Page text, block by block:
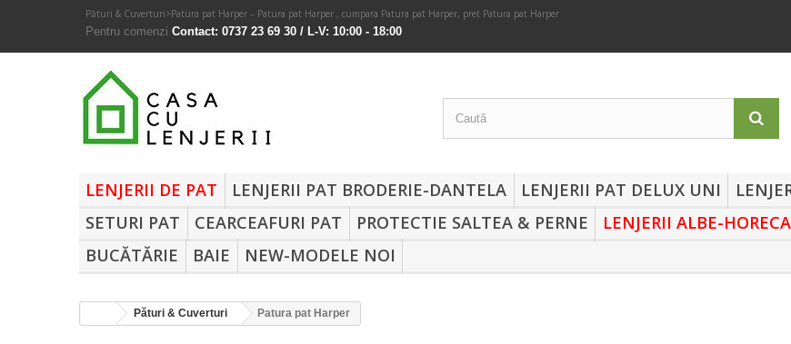
Pături & Cuverturi>Patura pat Harper – Patura pat Harper , cumpara Patura pat Harper, pret Patura pat Harper
Pentru comenzi Contact: 0737 23 69 30 / L-V: 10:00 - 18:00
LENJERII DE PAT LENJERII PAT BRODERIE-DANTELA LENJERII PAT DELUX UNI
SETURI PAT
CEARCEAFURI PAT PROTECTIE SALTEA & PERNE LENJERII ALBE-HORECA
BUCĂTĂRIE
BAIE NEW-MODELE NOI
Pături & Cuverturi Patura pat Harper